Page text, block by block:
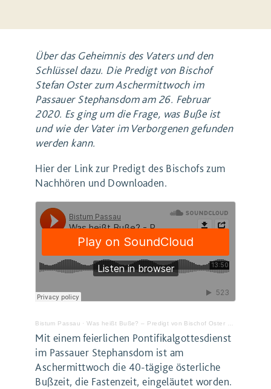
Über das Geheimnis des Vaters und den
Schlüssel dazu. Die Predigt von Bischof
Stefan Oster zum Aschermittwoch im
Passauer Stephansdom am 26. Februar
2020. Es ging um die Frage, was Buße ist
und wie der Vater im Verborgenen gefunden
werden kann.
Hier der Link zur Predigt des Bischofs zum
Nachhören und Downloaden.
Bistum Passau ·Was heißt Buße? – Predigt von Bischof Oster zum Aschermittwoch
Mit einem feierlichen Pontifikalgottesdienst
im Passauer Stephansdom ist am
Aschermittwoch die 40-tägige österliche
Bußzeit, die Fastenzeit, eingeläutet worden.